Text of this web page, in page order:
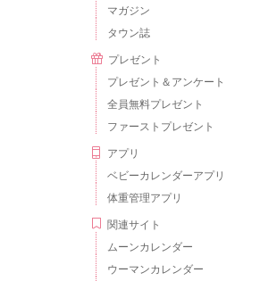
マガジン
タウン誌
プレゼント
プレゼント＆アンケート
全員無料プレゼント
ファーストプレゼント
アプリ
ベビーカレンダーアプリ
体重管理アプリ
関連サイト
ムーンカレンダー
ウーマンカレンダー